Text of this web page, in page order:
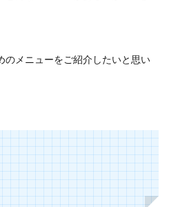
のメニューをご紹介したいと思い